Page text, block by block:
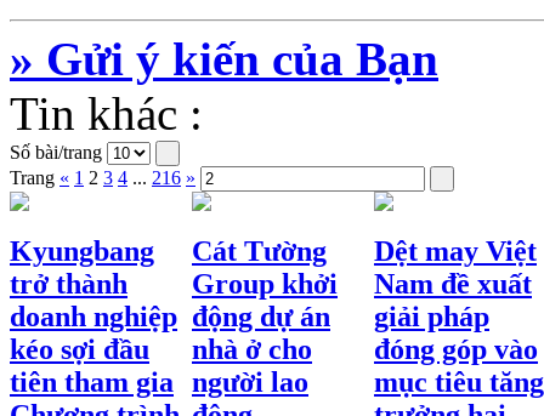
» Gửi ý kiến của Bạn
Tin khác :
Số bài/trang
Trang « 1 2 3 4 ... 216 »
Kyungbang
trở thành
doanh nghiệp
kéo sợi đầu
tiên tham gia
Cát Tường
Group khởi
động dự án
nhà ở cho
người lao
Dệt may Việt
Nam đề xuất
giải pháp
đóng góp vào
mục tiêu tăng